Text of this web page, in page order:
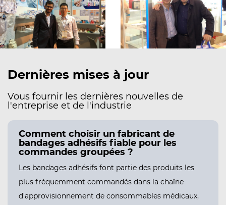
Dernières mises à jour
Vous fournir les dernières nouvelles de
l'entreprise et de l'industrie
Que devraient rechercher les
chez un fabricant de plâtre pour
plaies ?
Les pansements pour plaies sont l'un des produits
plus volumineux dans la chaîne
des consommables médicaux, circulant chaque